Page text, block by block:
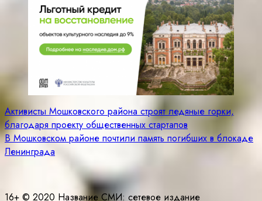
Навигация
по
записям
Активисты Мошковского района строят ледяные горки,
благодаря проекту общественных стартапов
В Мошковском районе почтили память погибших в блокаде
Ленинграда
16+ © 2020 Название СМИ: cетевое издание